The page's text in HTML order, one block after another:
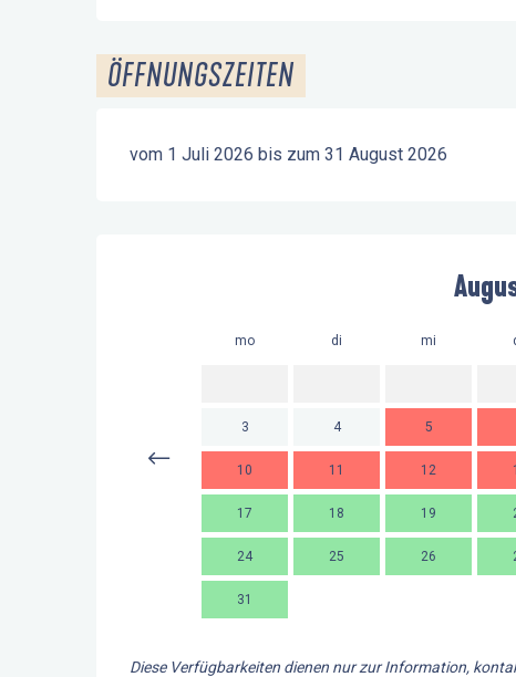
ÖFFNUNGSZEITEN
vom 1 Juli 2026 bis zum 31 August 2026
mo di mi
3 4 5
10 11 12
17 18 19
24 25 26
31
Diese Verfügbarkeiten dienen nur zur Information,